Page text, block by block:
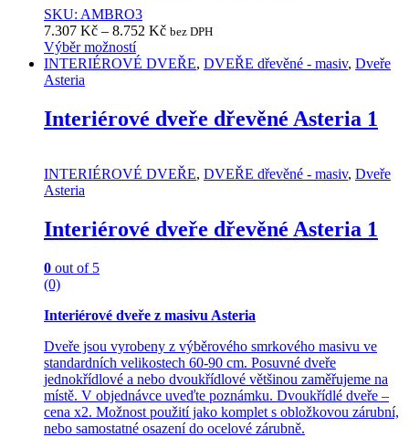
SKU: AMBRO3
7.307 Kč – 8.752 Kč bez DPH
Výběr možností
This
product
multiple
variants.
may
be
on
the
product
page
INTERIÉROVÉ DVEŘE, DVEŘE dřevěné - masiv, Dveře
Asteria
Interiérové dveře dřevěné Asteria 1
INTERIÉROVÉ DVEŘE, DVEŘE dřevěné - masiv, Dveře
Asteria
Interiérové dveře dřevěné Asteria 1
0 out of 5
(0)
Interiérové dveře z masivu Asteria
Dveře jsou vyrobeny z výběrového smrkového masivu ve
standardních velikostech 60-90 cm. Posuvné dveře
jednokřídlové a nebo dvoukřídlové většinou zaměřujeme na
místě. V objednávce uveďte poznámku. Dvoukřídlé dveře –
cena x2. Možnost použití jako komplet s obložkovou zárubní,
nebo samostatné osazení do ocelové zárubně.